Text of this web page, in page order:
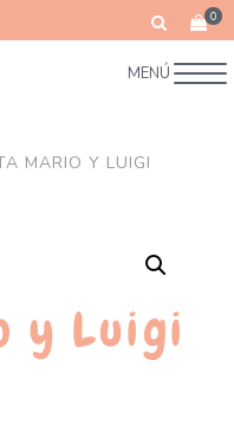
0
MENÚ
MARIO Y LUIGI
y Luigi